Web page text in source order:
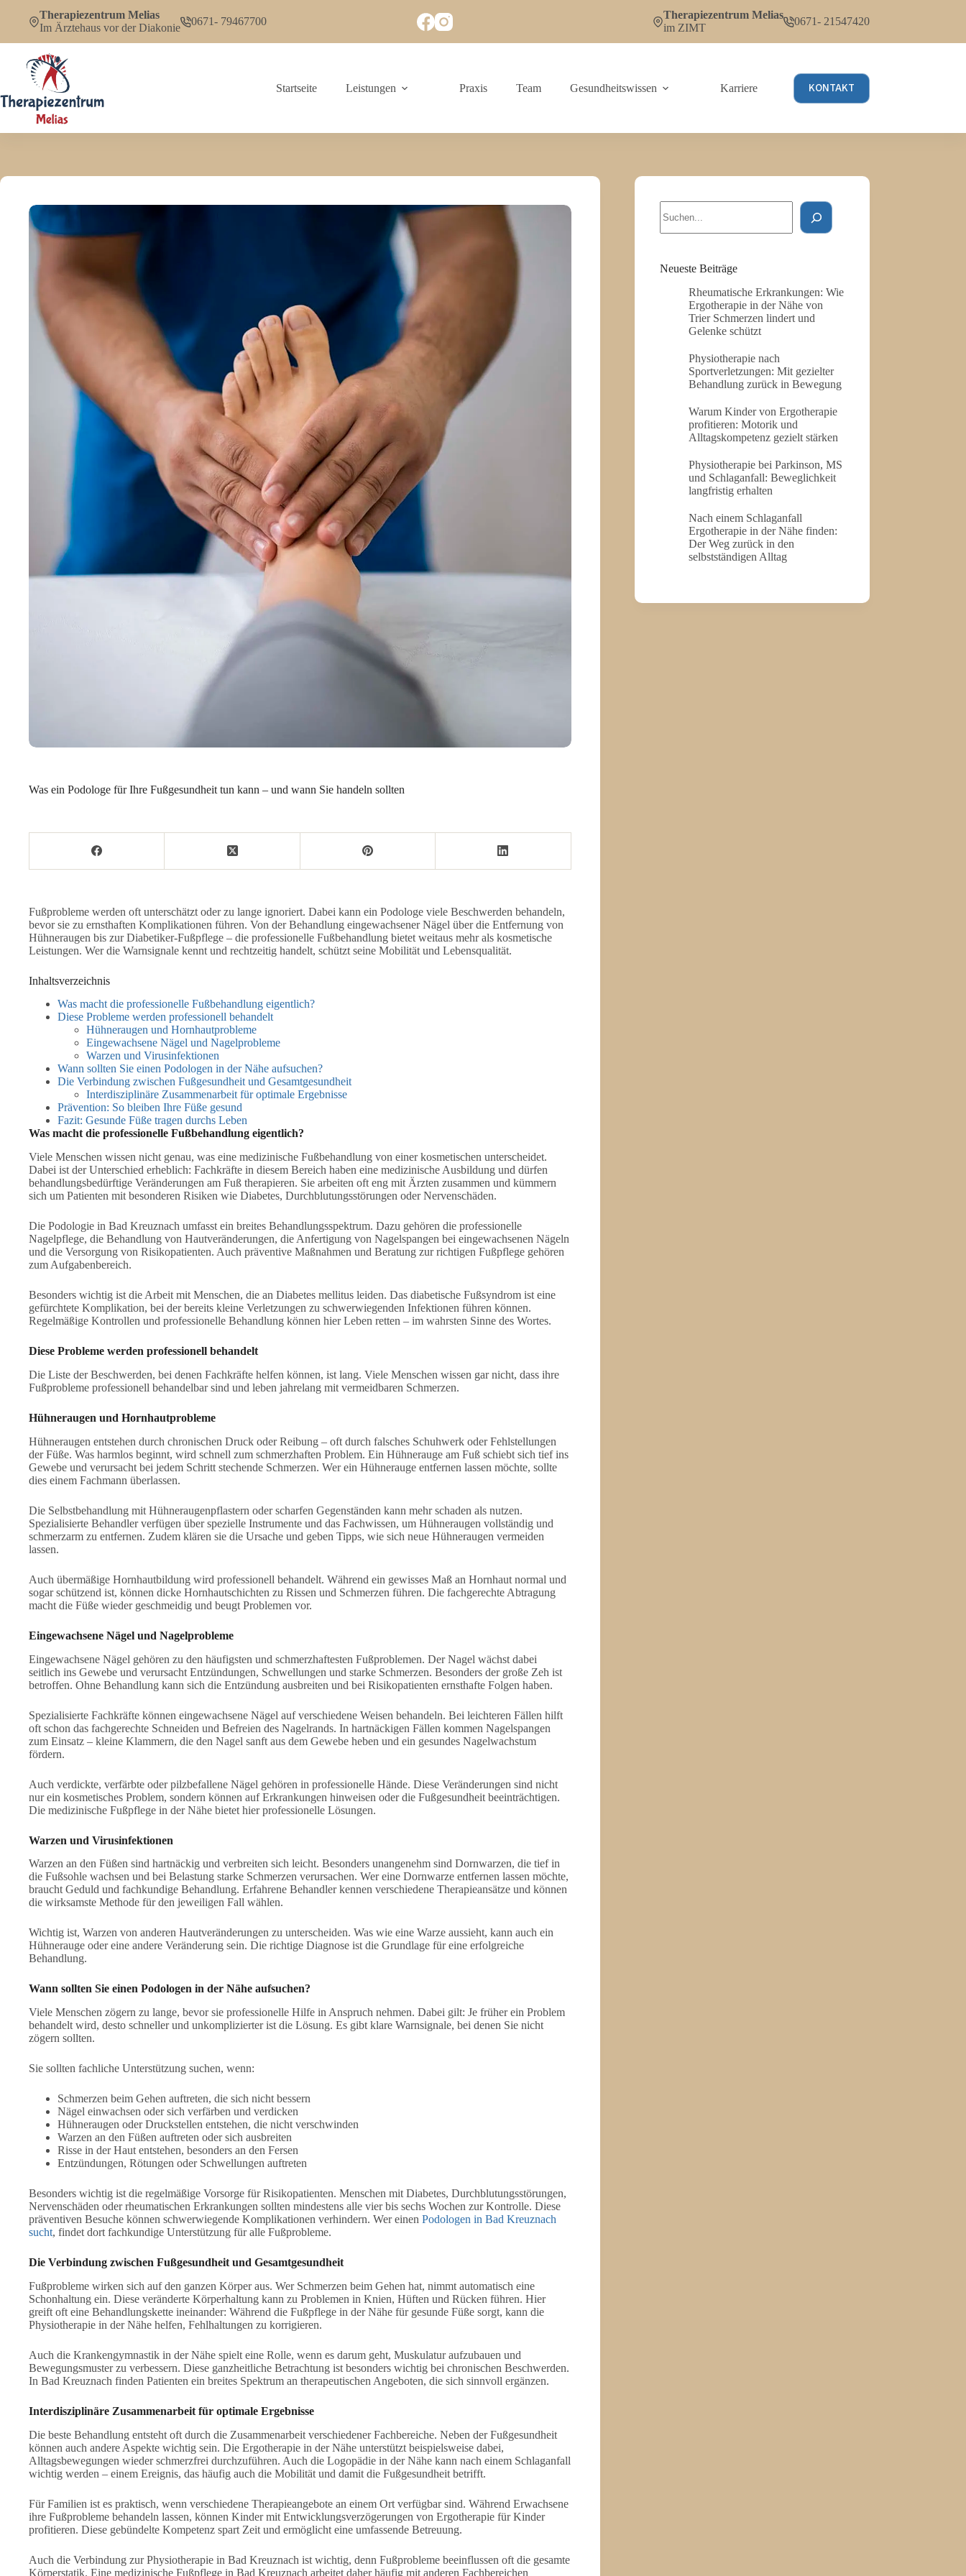
springen
Therapiezentrum Melias
Im Ärztehaus vor der Diakonie
0671- 79467700
Therapiezentrum Melias
im ZIMT
0671- 21547420
Startseite Leistungen Praxis Team Gesundheitswissen Karriere KONTAKT
Was ein Podologe für Ihre Fußgesundheit tun kann – und wann Sie handeln sollten
Fußprobleme werden oft unterschätzt oder zu lange ignoriert. Dabei kann ein Podologe viele Beschwerden behandeln,
bevor sie zu ernsthaften Komplikationen führen. Von der Behandlung eingewachsener Nägel über die Entfernung von
Hühneraugen bis zur Diabetiker-Fußpflege – die professionelle Fußbehandlung bietet weitaus mehr als kosmetische
Leistungen. Wer die Warnsignale kennt und rechtzeitig handelt, schützt seine Mobilität und Lebensqualität.
Inhaltsverzeichnis
Was macht die professionelle Fußbehandlung eigentlich?
Diese Probleme werden professionell behandelt
Hühneraugen und Hornhautprobleme
Eingewachsene Nägel und Nagelprobleme
Warzen und Virusinfektionen
Wann sollten Sie einen Podologen in der Nähe aufsuchen?
Die Verbindung zwischen Fußgesundheit und Gesamtgesundheit
Interdisziplinäre Zusammenarbeit für optimale Ergebnisse
Prävention: So bleiben Ihre Füße gesund
Fazit: Gesunde Füße tragen durchs Leben
Was macht die professionelle Fußbehandlung eigentlich?
Viele Menschen wissen nicht genau, was eine medizinische Fußbehandlung von einer kosmetischen unterscheidet.
Dabei ist der Unterschied erheblich: Fachkräfte in diesem Bereich haben eine medizinische Ausbildung und dürfen
behandlungsbedürftige Veränderungen am Fuß therapieren. Sie arbeiten oft eng mit Ärzten zusammen und kümmern
sich um Patienten mit besonderen Risiken wie Diabetes, Durchblutungsstörungen oder Nervenschäden.
Die Podologie in Bad Kreuznach umfasst ein breites Behandlungsspektrum. Dazu gehören die professionelle
Nagelpflege, die Behandlung von Hautveränderungen, die Anfertigung von Nagelspangen bei eingewachsenen Nägeln
und die Versorgung von Risikopatienten. Auch präventive Maßnahmen und Beratung zur richtigen Fußpflege gehören
zum Aufgabenbereich.
Besonders wichtig ist die Arbeit mit Menschen, die an Diabetes mellitus leiden. Das diabetische Fußsyndrom ist eine
gefürchtete Komplikation, bei der bereits kleine Verletzungen zu schwerwiegenden Infektionen führen können.
Regelmäßige Kontrollen und professionelle Behandlung können hier Leben retten – im wahrsten Sinne des Wortes.
Diese Probleme werden professionell behandelt
Die Liste der Beschwerden, bei denen Fachkräfte helfen können, ist lang. Viele Menschen wissen gar nicht, dass ihre
Fußprobleme professionell behandelbar sind und leben jahrelang mit vermeidbaren Schmerzen.
Hühneraugen und Hornhautprobleme
Hühneraugen entstehen durch chronischen Druck oder Reibung – oft durch falsches Schuhwerk oder Fehlstellungen
der Füße. Was harmlos beginnt, wird schnell zum schmerzhaften Problem. Ein Hühnerauge am Fuß schiebt sich tief ins
Gewebe und verursacht bei jedem Schritt stechende Schmerzen. Wer ein Hühnerauge entfernen lassen möchte, sollte
dies einem Fachmann überlassen.
Die Selbstbehandlung mit Hühneraugenpflastern oder scharfen Gegenständen kann mehr schaden als nutzen.
Spezialisierte Behandler verfügen über spezielle Instrumente und das Fachwissen, um Hühneraugen vollständig und
schmerzarm zu entfernen. Zudem klären sie die Ursache und geben Tipps, wie sich neue Hühneraugen vermeiden
lassen.
Auch übermäßige Hornhautbildung wird professionell behandelt. Während ein gewisses Maß an Hornhaut normal und
sogar schützend ist, können dicke Hornhautschichten zu Rissen und Schmerzen führen. Die fachgerechte Abtragung
macht die Füße wieder geschmeidig und beugt Problemen vor.
Eingewachsene Nägel und Nagelprobleme
Eingewachsene Nägel gehören zu den häufigsten und schmerzhaftesten Fußproblemen. Der Nagel wächst dabei
seitlich ins Gewebe und verursacht Entzündungen, Schwellungen und starke Schmerzen. Besonders der große Zeh ist
betroffen. Ohne Behandlung kann sich die Entzündung ausbreiten und bei Risikopatienten ernsthafte Folgen haben.
Spezialisierte Fachkräfte können eingewachsene Nägel auf verschiedene Weisen behandeln. Bei leichteren Fällen hilft
oft schon das fachgerechte Schneiden und Befreien des Nagelrands. In hartnäckigen Fällen kommen Nagelspangen
zum Einsatz – kleine Klammern, die den Nagel sanft aus dem Gewebe heben und ein gesundes Nagelwachstum
fördern.
Auch verdickte, verfärbte oder pilzbefallene Nägel gehören in professionelle Hände. Diese Veränderungen sind nicht
nur ein kosmetisches Problem, sondern können auf Erkrankungen hinweisen oder die Fußgesundheit beeinträchtigen.
Die medizinische Fußpflege in der Nähe bietet hier professionelle Lösungen.
Warzen und Virusinfektionen
Warzen an den Füßen sind hartnäckig und verbreiten sich leicht. Besonders unangenehm sind Dornwarzen, die tief in
die Fußsohle wachsen und bei Belastung starke Schmerzen verursachen. Wer eine Dornwarze entfernen lassen möchte,
braucht Geduld und fachkundige Behandlung. Erfahrene Behandler kennen verschiedene Therapieansätze und können
die wirksamste Methode für den jeweiligen Fall wählen.
Wichtig ist, Warzen von anderen Hautveränderungen zu unterscheiden. Was wie eine Warze aussieht, kann auch ein
Hühnerauge oder eine andere Veränderung sein. Die richtige Diagnose ist die Grundlage für eine erfolgreiche
Behandlung.
Wann sollten Sie einen Podologen in der Nähe aufsuchen?
Viele Menschen zögern zu lange, bevor sie professionelle Hilfe in Anspruch nehmen. Dabei gilt: Je früher ein Problem
behandelt wird, desto schneller und unkomplizierter ist die Lösung. Es gibt klare Warnsignale, bei denen Sie nicht
zögern sollten.
Sie sollten fachliche Unterstützung suchen, wenn:
Schmerzen beim Gehen auftreten, die sich nicht bessern
Nägel einwachsen oder sich verfärben und verdicken
Hühneraugen oder Druckstellen entstehen, die nicht verschwinden
Warzen an den Füßen auftreten oder sich ausbreiten
Risse in der Haut entstehen, besonders an den Fersen
Entzündungen, Rötungen oder Schwellungen auftreten
Besonders wichtig ist die regelmäßige Vorsorge für Risikopatienten. Menschen mit Diabetes, Durchblutungsstörungen,
Nervenschäden oder rheumatischen Erkrankungen sollten mindestens alle vier bis sechs Wochen zur Kontrolle. Diese
präventiven Besuche können schwerwiegende Komplikationen verhindern. Wer einen Podologen in Bad Kreuznach
sucht, findet dort fachkundige Unterstützung für alle Fußprobleme.
Die Verbindung zwischen Fußgesundheit und Gesamtgesundheit
Fußprobleme wirken sich auf den ganzen Körper aus. Wer Schmerzen beim Gehen hat, nimmt automatisch eine
Schonhaltung ein. Diese veränderte Körperhaltung kann zu Problemen in Knien, Hüften und Rücken führen. Hier
greift oft eine Behandlungskette ineinander: Während die Fußpflege in der Nähe für gesunde Füße sorgt, kann die
Physiotherapie in der Nähe helfen, Fehlhaltungen zu korrigieren.
Auch die Krankengymnastik in der Nähe spielt eine Rolle, wenn es darum geht, Muskulatur aufzubauen und
Bewegungsmuster zu verbessern. Diese ganzheitliche Betrachtung ist besonders wichtig bei chronischen Beschwerden.
In Bad Kreuznach finden Patienten ein breites Spektrum an therapeutischen Angeboten, die sich sinnvoll ergänzen.
Interdisziplinäre Zusammenarbeit für optimale Ergebnisse
Die beste Behandlung entsteht oft durch die Zusammenarbeit verschiedener Fachbereiche. Neben der Fußgesundheit
können auch andere Aspekte wichtig sein. Die Ergotherapie in der Nähe unterstützt beispielsweise dabei,
Alltagsbewegungen wieder schmerzfrei durchzuführen. Auch die Logopädie in der Nähe kann nach einem Schlaganfall
wichtig werden – einem Ereignis, das häufig auch die Mobilität und damit die Fußgesundheit betrifft.
Für Familien ist es praktisch, wenn verschiedene Therapieangebote an einem Ort verfügbar sind. Während Erwachsene
ihre Fußprobleme behandeln lassen, können Kinder mit Entwicklungsverzögerungen von Ergotherapie für Kinder
profitieren. Diese gebündelte Kompetenz spart Zeit und ermöglicht eine umfassende Betreuung.
Auch die Verbindung zur Physiotherapie in Bad Kreuznach ist wichtig, denn Fußprobleme beeinflussen oft die gesamte
Körperstatik. Eine medizinische Fußpflege in Bad Kreuznach arbeitet daher häufig mit anderen Fachbereichen
Neueste Beiträge
Rheumatische Erkrankungen: Wie
Ergotherapie in der Nähe von
Trier Schmerzen lindert und
Gelenke schützt
Physiotherapie nach
Sportverletzungen: Mit gezielter
Behandlung zurück in Bewegung
Warum Kinder von Ergotherapie
profitieren: Motorik und
Alltagskompetenz gezielt stärken
Physiotherapie bei Parkinson, MS
und Schlaganfall: Beweglichkeit
langfristig erhalten
Nach einem Schlaganfall
Ergotherapie in der Nähe finden:
Der Weg zurück in den
selbstständigen Alltag